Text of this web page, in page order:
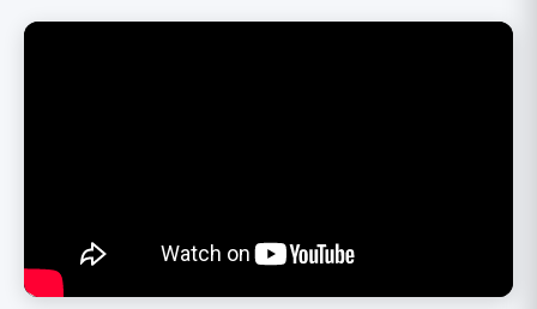
İki Yaşlanma Modeli
Arasında
Neden İzlemelisiniz